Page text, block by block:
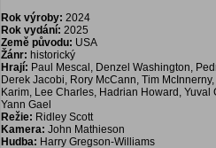
Rok výroby: 2024
Rok vydání: 2025
Země původu: USA
Žánr: historický
Hrají: Paul Mescal, Denzel Washington,
Derek Jacobi, Rory McCann, Tim
Karim, Lee Charles, Hadrian Howard,
Yann Gael
Režie: Ridley Scott
Kamera: John Mathieson
Hudba: Harry Gregson-Williams